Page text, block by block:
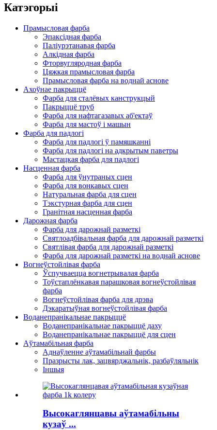
Катэгорыі
Прамысловая фарба
Эпаксідная фарба
Паліурэтанавая фарба
Алкідная фарба
Фторвугляродная фарба
Цяжкая прамысловая фарба
Прамысловая фарба на воднай аснове
Ахоўнае пакрыццё
Фарба для сталёвых канструкцый
Пакрыццё труб
Фарба для нафтагазавых аб'ектаў
Фарба для мастоў і машын
Фарба для падлогі
Фарба для падлогі ў памяшканні
Фарба для падлогі на адкрытым паветры
Мастацкая фарба для падлогі
Насценная фарба
Фарба для ўнутраных сцен
Фарба для вонкавых сцен
Натуральная фарба для сцен
Тэкстурная фарба для сцен
Гранітная насценная фарба
Дарожная фарба
Фарба для дарожнай разметкі
Святлоадбівальная фарба для дарожнай разметкі
Святлівая фарба для дарожнай разметкі
Фарба для дарожнай разметкі на воднай аснове
Вогнеўстойлівая фарба
Ўспучваецца вогнетрывалая фарба
Тоўстаплёнкавая парашковая вогнеўстойлівая
фарба
Вогнеўстойлівая фарба для дрэва
Дэкаратыўная вогнеўстойлівая фарба
Воданепранікальнае пакрыццё
Воданепранікальнае пакрыццё даху
Воданепранікальнае пакрыццё для сцен
Аўтамабільная фарба
Аднаўленне аўтамабільнай фарбы
Празрысты лак, зацвярджальнік, разбаўляльнік
Іншыя
Высокаглянцавы аўтамабільны
кузаў ...